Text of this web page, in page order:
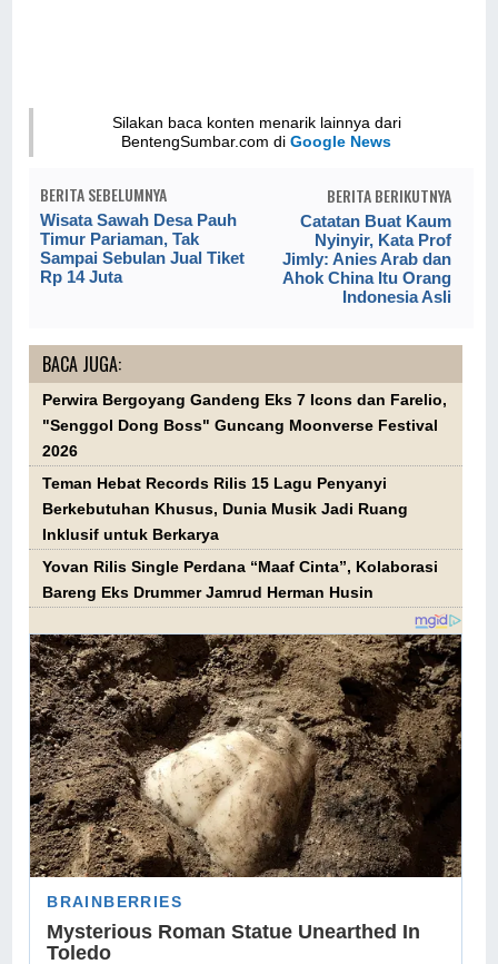
Silakan baca konten menarik lainnya dari
BentengSumbar.com diGoogle News
BERITA SEBELUMNYA
Wisata Sawah Desa Pauh
Timur Pariaman, Tak
Sampai Sebulan Jual Tiket
Rp 14 Juta
BERITA BERIKUTNYA
Catatan Buat Kaum
Nyinyir, Kata Prof
Jimly: Anies Arab dan
Ahok China Itu Orang
Indonesia Asli
BACA JUGA:
Perwira Bergoyang Gandeng Eks 7 Icons dan Farelio,
"Senggol Dong Boss" Guncang Moonverse Festival
2026
Teman Hebat Records Rilis 15 Lagu Penyanyi
Berkebutuhan Khusus, Dunia Musik Jadi Ruang
Inklusif untuk Berkarya
Yovan Rilis Single Perdana “Maaf Cinta”, Kolaborasi
Bareng Eks Drummer Jamrud Herman Husin